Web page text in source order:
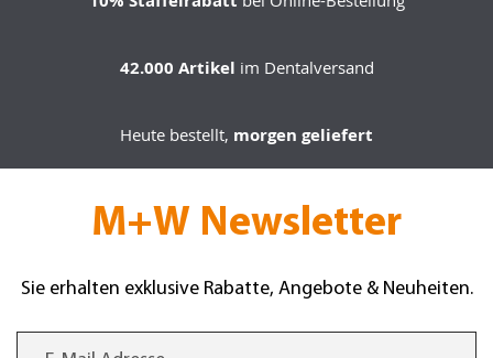
42.000 Artikel im Dentalversand
Heute bestellt, morgen geliefert
M+W Newsletter
Sie erhalten exklusive Rabatte, Angebote & Neuheiten.